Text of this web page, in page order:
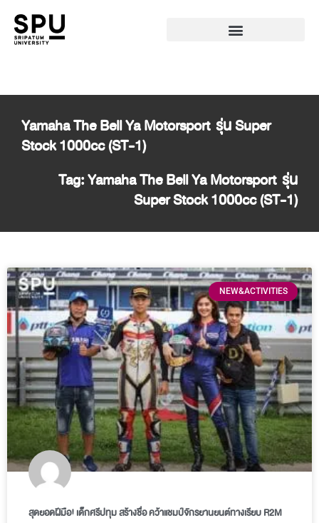
Yamaha The Bell Ya Motorsport รุ่น Super
Stock 1000cc (ST-1)
Tag: Yamaha The Bell Ya Motorsport รุ่น
Super Stock 1000cc (ST-1)
NEW&ACTIVITIES
สุดยอดฝีมือ! เด็กศรีปทุม สร้างชื่อ คว้าแชมป์จักรยานยนต์ทางเรียบ R2M